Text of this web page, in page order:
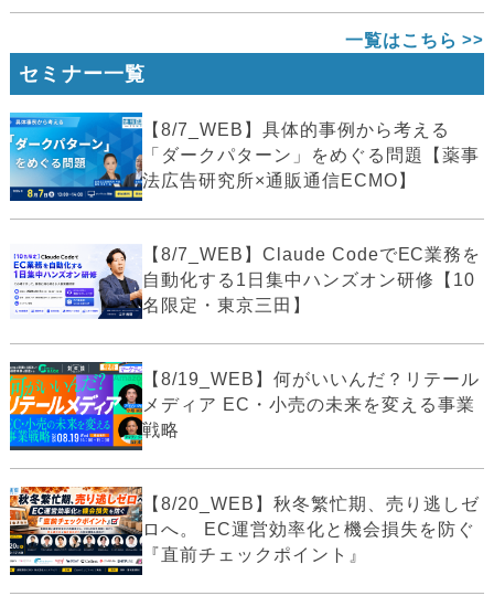
一覧はこちら
セミナー一覧
【8/7_WEB】具体的事例から考える
「ダークパターン」をめぐる問題【薬事
法広告研究所×通販通信ECMO】
【8/7_WEB】Claude CodeでEC業務を
自動化する1日集中ハンズオン研修【10
名限定・東京三田】
【8/19_WEB】何がいいんだ？リテール
メディア EC・小売の未来を変える事業
戦略
【8/20_WEB】秋冬繁忙期、売り逃しゼ
ロへ。 EC運営効率化と機会損失を防ぐ
『直前チェックポイント』